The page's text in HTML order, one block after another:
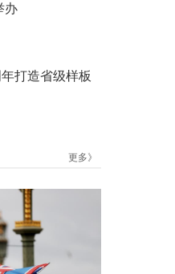
办
打造省级样板
更多》